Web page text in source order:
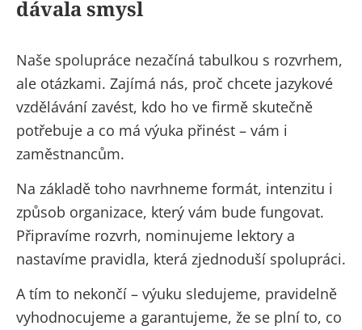
dávala smysl
Naše spolupráce nezačíná tabulkou s rozvrhem,
ale otázkami. Zajímá nás, proč chcete jazykové
vzdělávání zavést, kdo ho ve firmě skutečně
potřebuje a co má výuka přinést – vám i
zaměstnancům.
Na základě toho navrhneme formát, intenzitu i
způsob organizace, který vám bude fungovat.
Připravíme rozvrh, nominujeme lektory a
nastavíme pravidla, která zjednoduší spolupráci.
A tím to nekončí – výuku sledujeme, pravidelně
vyhodnocujeme a garantujeme, že se plní to, co